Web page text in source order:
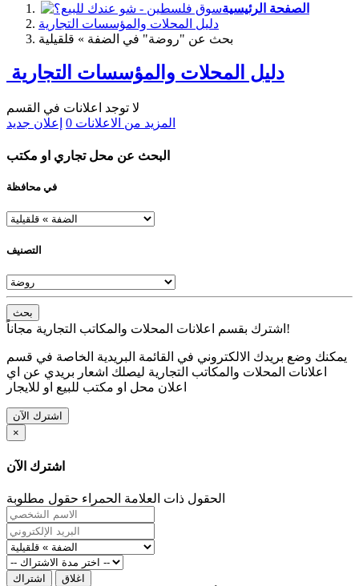
الصفحة الرئيسية
دليل المحلات والمؤسسات التجارية
بحث عن "روضة" في الضفة » قلقيلية
دليل المحلات والمؤسسات التجارية
لا توجد اعلانات في القسم
المزيد من الاعلانات 0 إعلان جديد
البحث عن محل تجاري او مكتب
في محافظة
التصنيف
بحث
اشترك بقسم اعلانات المحلات والمكاتب التجارية مجاناً!
يمكنك وضع بريدك الالكتروني في القائمة البريدية الخاصة في قسم
اعلانات المحلات والمكاتب التجارية ليصلك اشعار بريدي عن اي
اعلان محل او مكتب للبيع او للايجار
اشترك الآن
×
اشترك الآن
الحقول ذات العلامة الحمراء حقول مطلوبة
اشتراك اغلاق